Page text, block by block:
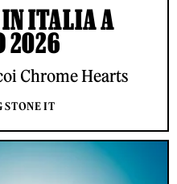
IN ITALIA A
2026
Chrome Hearts
STONE IT